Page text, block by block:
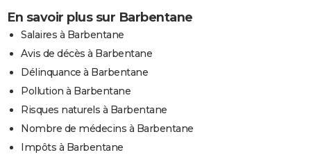
En savoir plus sur Barbentane
Salaires à Barbentane
Avis de décès à Barbentane
Délinquance à Barbentane
Pollution à Barbentane
Risques naturels à Barbentane
Nombre de médecins à Barbentane
Impôts à Barbentane